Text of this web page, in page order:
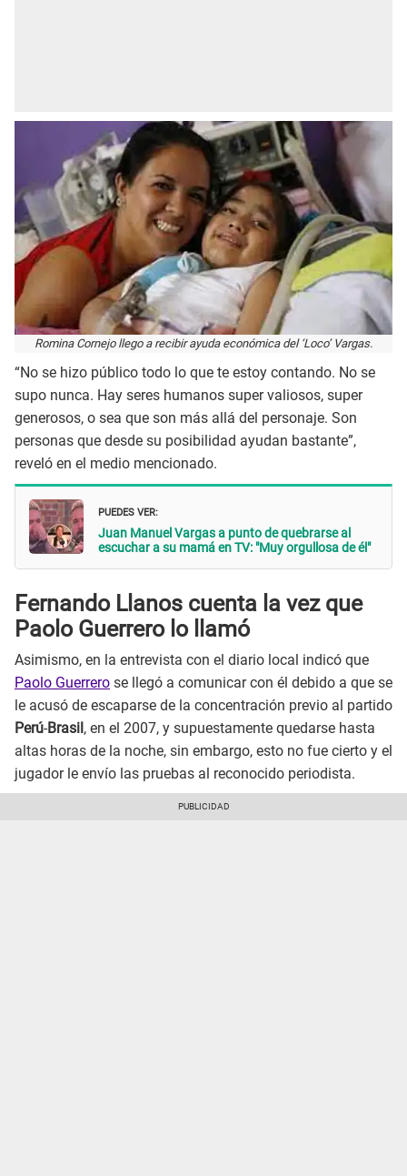
Romina Cornejo llego a recibir ayuda económica del ‘Loco’ Vargas.
“No se hizo público todo lo que te estoy contando. No se
supo nunca. Hay seres humanos super valiosos, super
generosos, o sea que son más allá del personaje. Son
personas que desde su posibilidad ayudan bastante”,
reveló en el medio mencionado.
PUEDES VER:
Juan Manuel Vargas a punto de quebrarse al
escuchar a su mamá en TV: "Muy orgullosa de él"
Fernando Llanos cuenta la vez que
Paolo Guerrero lo llamó
Asimismo, en la entrevista con el diario local indicó que
Paolo Guerrero se llegó a comunicar con él debido a que se
le acusó de escaparse de la concentración previo al partido
Perú-Brasil, en el 2007, y supuestamente quedarse hasta
altas horas de la noche, sin embargo, esto no fue cierto y el
jugador le envío las pruebas al reconocido periodista.